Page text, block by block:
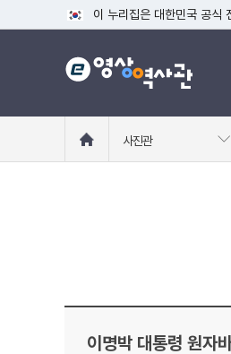
이 누리집은 대한민국 공식
공식 누리집 주소 확인하기
go.kr 주소를 사용하는 누리
로
사진관
이명박 대통령 원자